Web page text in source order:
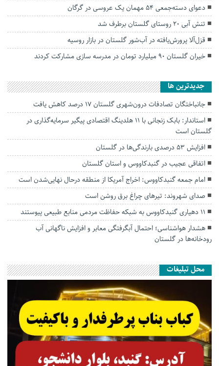
دعوای دسته‌جمعی ۵۴ مهمان یک عروسی در گرگان
تنش آبی ۲۰ روستای گلستان برطرف شد
قزل‌آلا پرورش‌یافته در آب‌شور گلستان در بازار روسیه
خیران گلستان ۹۰ میلیارد تومان در مدرسه سازی مشارکت کردند
جديدترين ها
جانباختگان تصادفات درون‌شهری گلستان ۱۷ درصد کاهش یافت
استاندار: بابک زنجانی با ۱۱ هلدینگ اقتصادی پیگیر سرمایه‌گذاری در
گلستان است
افزایش ۵۳ درصدی بارندگی‌ها در گلستان
اتفاقی عجیب در‌ گنبدکاووس و استان گلستان
امام جمعه گنبدکاووس: اخراج آمریکا از منطقه درحال نهایی‌شدن است
صدای شهروند: تیرهای چراغ برق روشن است
۱۱ دهیاری گنبدکاووس به شبکه حفاظت مردمی منابع طبیعی پیوستند
هشدار هواشناسی؛ احتمال آبگرفتگی معابر و افزایش ناگهانی آب
رودخانه‌ها در گلستان
محل تبلیغات